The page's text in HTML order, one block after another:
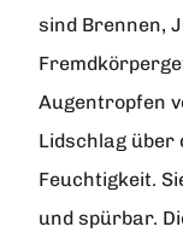
sind Brennen,
Augentropfen
Lidschlag über
Feuchtigkeit.
und spürbar.